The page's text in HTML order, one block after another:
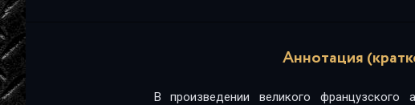
Аннотация
В произведении великого